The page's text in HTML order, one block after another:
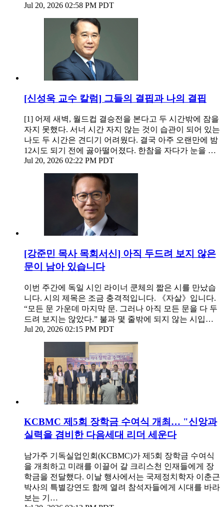
Jul 20, 2026 02:58 PM PDT
[신성욱 교수 칼럼] 그들의 결핍과 나의 결핍
[1] 어제 새벽, 월드컵 결승전을 본다고 두 시간밖에 잠을
자지 못했다. 서너 시간 자지 않는 것이 습관이 되어 있는
나도 두 시간은 견디기 어려웠다. 결국 아주 오랜만에 밤
12시도 되기 전에 곯아떨어졌다. 한참을 자다가 눈을 …
Jul 20, 2026 02:22 PM PDT
[강준민 목사 목회서신] 아직 두드려 보지 않은
문이 남아 있습니다
이번 주간에 독일 시인 라이너 쿤체의 짧은 시를 만났습
니다. 시의 제목은 조금 충격적입니다. 《자살》입니다.
“모든 문 가운데 마지막 문. 그러나 아직 모든 문을 다 두
드려 보지는 않았다.” 불과 몇 줄밖에 되지 않는 시입…
Jul 20, 2026 02:15 PM PDT
KCBMC 제5회 장학금 수여식 개최… "신앙과
실력을 겸비한 다음세대 리더 세운다
남가주 기독실업인회(KCBMC)가 제5회 장학금 수여식
을 개최하고 미래를 이끌어 갈 크리스천 인재들에게 장
학금을 전달했다. 이날 행사에서는 국제정치학자 이춘근
박사의 특별강연도 함께 열려 참석자들에게 시대를 바라
보는 기…